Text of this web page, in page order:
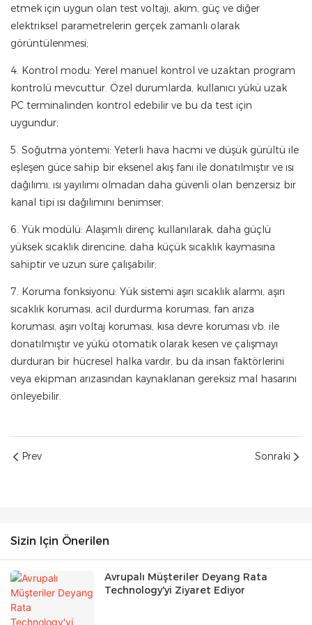
etmek için uygun olan test voltajı, akım, güç ve diğer
elektriksel parametrelerin gerçek zamanlı olarak
görüntülenmesi;
4. Kontrol modu: Yerel manuel kontrol ve uzaktan program
kontrolü mevcuttur. Özel durumlarda, kullanıcı yükü uzak
PC terminalinden kontrol edebilir ve bu da test için
uygundur;
5. Soğutma yöntemi: Yeterli hava hacmi ve düşük gürültü ile
eşleşen güce sahip bir eksenel akış fanı ile donatılmıştır ve ısı
dağılımı, ısı yayılımı olmadan daha güvenli olan benzersiz bir
kanal tipi ısı dağılımını benimser;
6. Yük modülü: Alaşımlı direnç kullanılarak, daha güçlü
yüksek sıcaklık direncine, daha küçük sıcaklık kaymasına
sahiptir ve uzun süre çalışabilir;
7. Koruma fonksiyonu: Yük sistemi aşırı sıcaklık alarmı, aşırı
sıcaklık koruması, acil durdurma koruması, fan arıza
koruması, aşırı voltaj koruması, kısa devre koruması vb. ile
donatılmıştır ve yükü otomatik olarak kesen ve çalışmayı
durduran bir hücresel halka vardır, bu da insan faktörlerini
veya ekipman arızasından kaynaklanan gereksiz mal hasarını
önleyebilir.
Prev Sonraki
Sizin Için Önerilen
Avrupalı ​​Müşteriler Deyang Rata
Technology'yi Ziyaret Ediyor